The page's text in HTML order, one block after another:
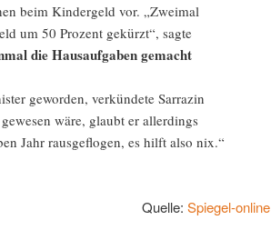
beim Kindergeld vor. „Zweimal
um 50 Prozent gekürzt“, sagte
die Hausaufgaben gemacht
geworden, verkündete Sarrazin
wäre, glaubt er allerdings
Jahr rausgeflogen, es hilft also nix.“
Quelle: Spiegel-online